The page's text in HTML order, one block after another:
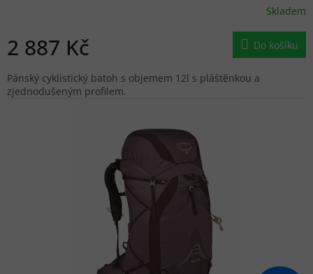
Skladem
2 887 Kč Do košíku
Pánský cyklistický batoh s objemem 12l s pláštěnkou a
zjednodušeným profilem.